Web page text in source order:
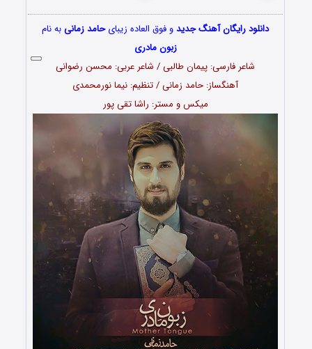
دانلود رایگان آهنگ جدیدو فوق العاده زیبایحامد زمانیبه نام
زبون مادری
شاعر فارسی: پیمان طالبی / شاعر عربی: محسن رضوانی
آهنگساز: حامد زمانی / تنظیم: نیما نورمحمدی
میکس و مستر: راشا تقی پور